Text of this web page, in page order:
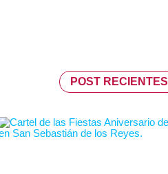
POST RECIENTES